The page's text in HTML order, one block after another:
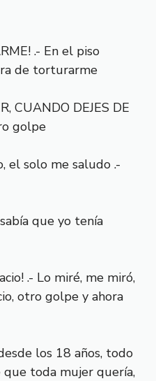
.- En el piso
de torturarme
CUANDO DEJES DE
golpe
el solo me saludo .-
que yo tenía
.- Lo miré, me miró,
otro golpe y ahora
los 18 años, todo
toda mujer quería,